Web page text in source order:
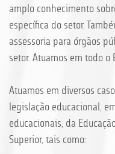
amplo conhecimento
específica do setor.
assessoria para órgãos
setor. Atuamos em todo o
Atuamos em diversos
legislação educacional,
educacionais, da
Superior, tais como: